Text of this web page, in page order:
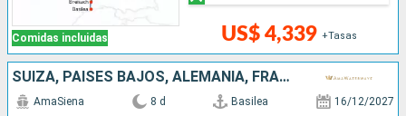
Comidas incluidas US$ 4,339 +Tasas
SUIZA, PAISES BAJOS, ALEMANIA, FRANCIA, REPÚBLICA DOMINICANA
AmaSiena 8 d Basilea 16/12/2027